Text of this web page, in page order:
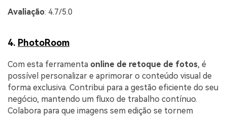
Avaliação: 4.7/5.0
4. PhotoRoom
Com esta ferramenta online de retoque de fotos, é
possível personalizar e aprimorar o conteúdo visual de
forma exclusiva. Contribui para a gestão eficiente do seu
negócio, mantendo um fluxo de trabalho contínuo.
Colabora para que imagens sem edição se tornem